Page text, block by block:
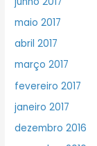
maio 2017
abril 2017
março 2017
fevereiro 2017
janeiro 2017
dezembro 2016